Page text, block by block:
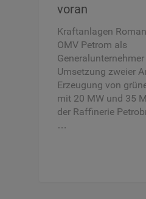
voran
Kraftanlagen
OMV Petrom als
Umsetzung zweier
Erzeugung von
mit 20 MW und 35
der Raffinerie
…